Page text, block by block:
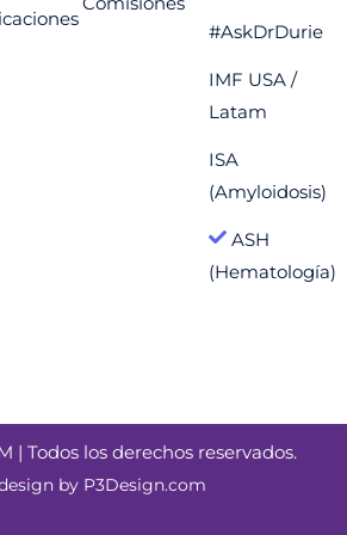
#AskDrDurie
IMF USA /
Latam
ISA
(Amyloidosis)
ASH
(Hematología)
| Todos los derechos reservados.
by P3Design.com